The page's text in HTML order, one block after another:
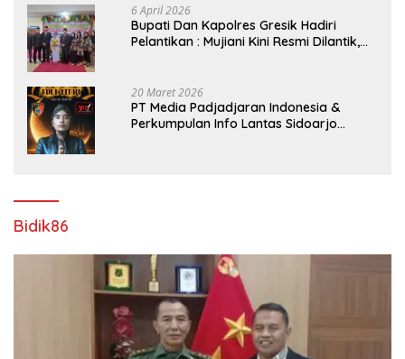
6 April 2026
​Bupati Dan Kapolres Gresik Hadiri
Pelantikan : Mujiani Kini Resmi Dilantik,
20 Maret 2026
PT Media Padjadjaran Indonesia &
Perkumpulan Info Lantas Sidoarjo
Bidik86